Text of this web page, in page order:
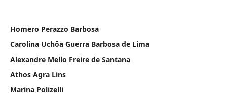
Homero Perazzo Barbosa
Carolina Uchôa Guerra Barbosa de Lima
Alexandre Mello Freire de Santana
Athos Agra Lins
Marina Polizelli